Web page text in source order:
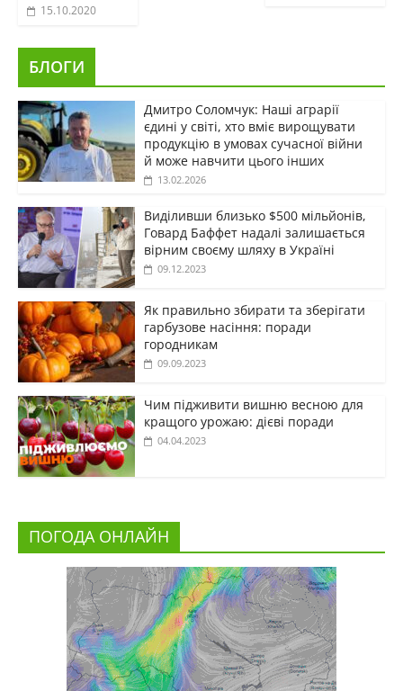
15.10.2020
БЛОГИ
Дмитро Соломчук: Наші аграрії
єдині у світі, хто вміє вирощувати
продукцію в умовах сучасної війни
й може навчити цього інших
13.02.2026
Виділивши близько $500 мільйонів,
Говард Баффет надалі залишається
вірним своєму шляху в Україні
09.12.2023
Як правильно збирати та зберігати
гарбузове насіння: поради
городникам
09.09.2023
Чим підживити вишню весною для
кращого урожаю: дієві поради
04.04.2023
ПОГОДА ОНЛАЙН